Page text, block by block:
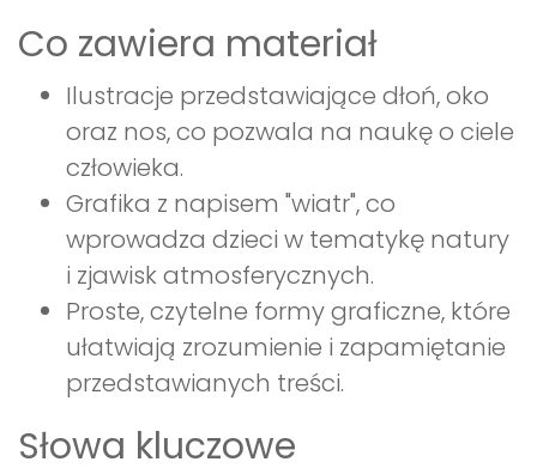
Co zawiera materiał
Ilustracje przedstawiające dłoń, oko
oraz nos, co pozwala na naukę o ciele
człowieka.
Grafika z napisem "wiatr", co
wprowadza dzieci w tematykę natury
i zjawisk atmosferycznych.
Proste, czytelne formy graficzne, które
ułatwiają zrozumienie i zapamiętanie
przedstawianych treści.
Słowa kluczowe